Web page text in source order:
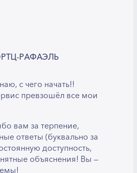
РАФАЭЛЬ
с чего начать!!
превзошёл все мои
вам за терпение,
ответы (буквально за
доступность,
объяснения! Вы —